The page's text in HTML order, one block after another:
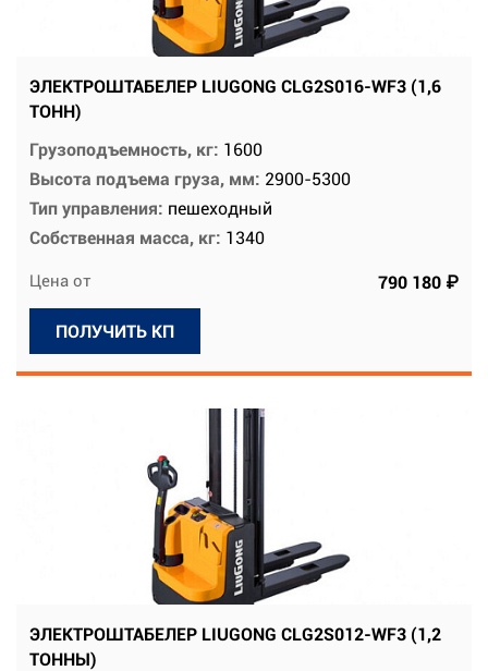
ЭЛЕКТРОШТАБЕЛЕР LIUGONG CLG2S016-WF3 (1,6
ТОНН)
Грузоподъемность, кг: 1600
Высота подъема груза, мм: 2900-5300
Тип управления: пешеходный
Собственная масса, кг: 1340
Цена от 790 180 ₽
ПОЛУЧИТЬ КП
ЭЛЕКТРОШТАБЕЛЕР LIUGONG CLG2S012-WF3 (1,2
ТОННЫ)